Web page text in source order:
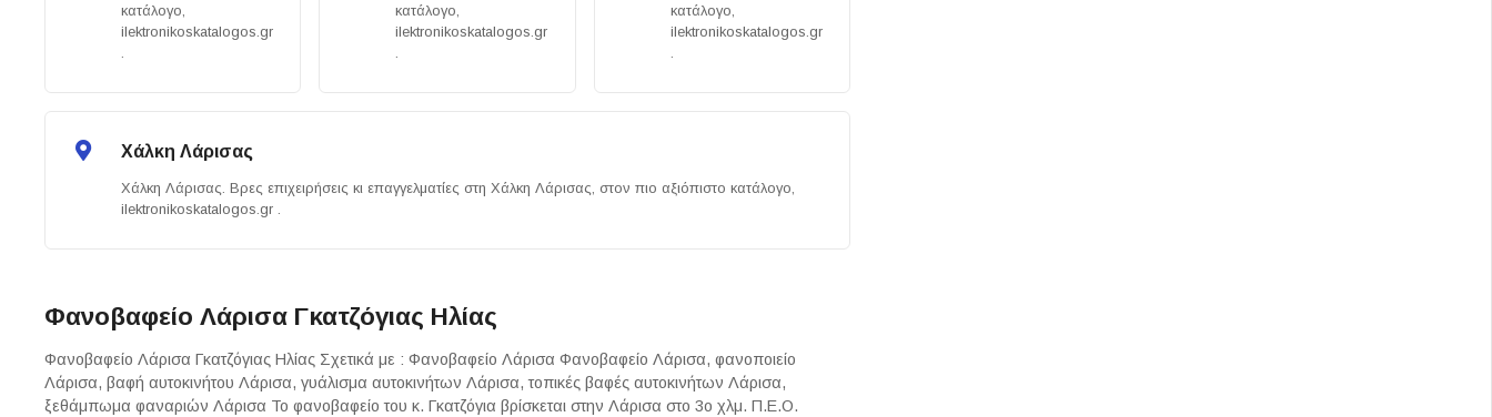
κατάλογο,
ilektronikoskatalogos.gr
κατάλογο,
ilektronikoskatalogos.gr
κατάλογο,
ilektronikoskatalogos.gr
Χάλκη Λάρισας
Χάλκη Λάρισας. Βρες επιχειρήσεις κι επαγγελματίες στη Χάλκη Λάρισας, στον πιο αξιόπιστο κατάλογο,
ilektronikoskatalogos.gr .
Φανοβαφείο Λάρισα Γκατζόγιας Ηλίας
Φανοβαφείο Λάρισα Γκατζόγιας Ηλίας Σχετικά με : Φανοβαφείο Λάρισα Φανοβαφείο Λάρισα, φανοποιείο
Λάρισα, βαφή αυτοκινήτου Λάρισα, γυάλισμα αυτοκινήτων Λάρισα, τοπικές βαφές αυτοκινήτων Λάρισα,
ξεθάμπωμα φαναριών Λάρισα Το φανοβαφείο του κ. Γκατζόγια βρίσκεται στην Λάρισα στο 3ο χλμ. Π.Ε.Ο.